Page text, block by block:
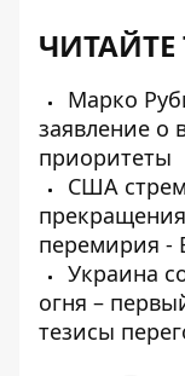
ЧИТАЙТЕ
Марко
заявление о
приоритеты
США
перемирия -
Украина
огня –
тезисы